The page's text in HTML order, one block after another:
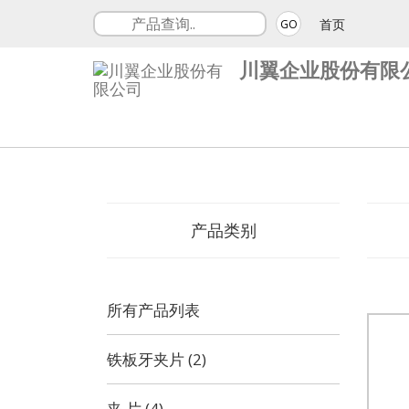
GO 首页
川翼企业股份有限
产品类别
所有产品列表
铁板牙夹片 (2)